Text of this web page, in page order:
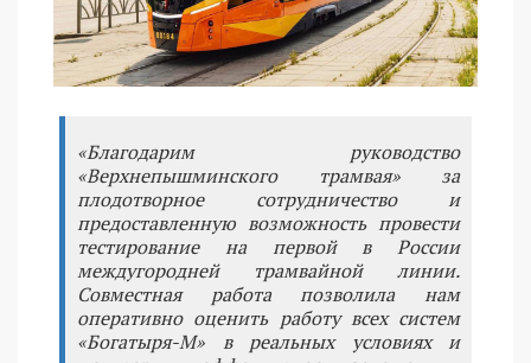
«Благодарим руководство
«Верхнепышминского трамвая» за
плодотворное сотрудничество и
предоставленную возможность провести
тестирование на первой в России
междугородней трамвайной линии.
Совместная работа позволила нам
оперативно оценить работу всех систем
«Богатыря-М» в реальных условиях и